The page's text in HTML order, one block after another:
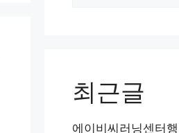
최근글
에이비씨러닝센터